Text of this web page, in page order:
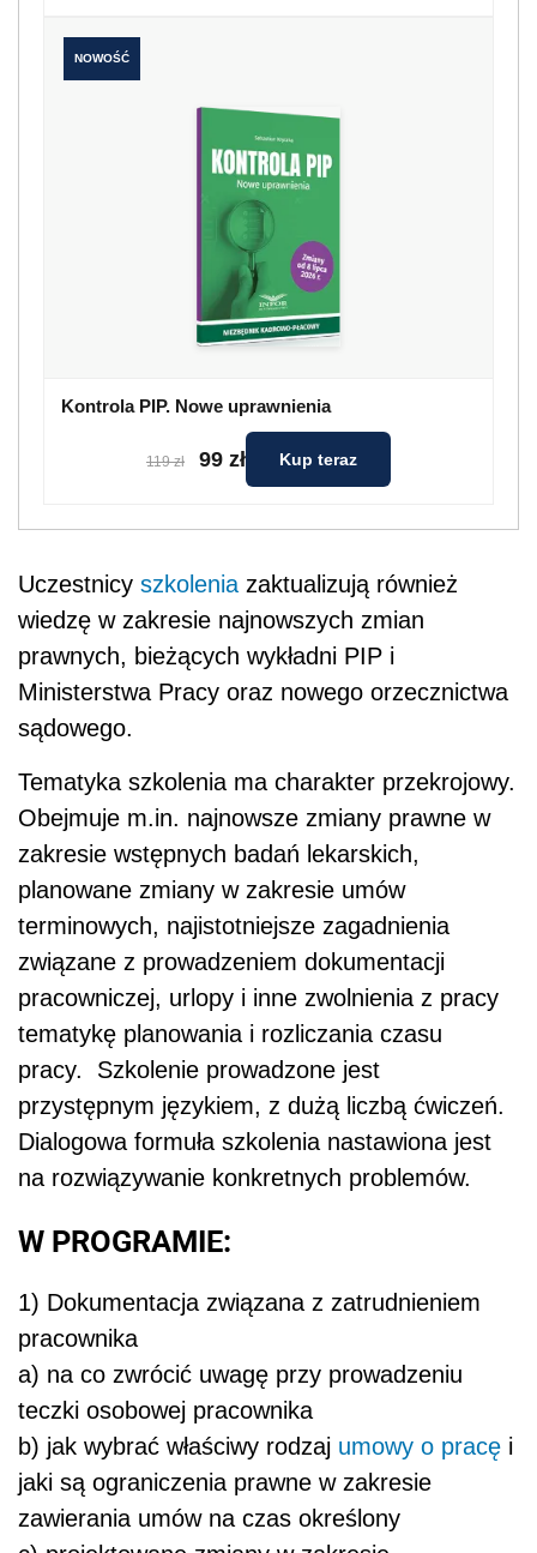
NOWOŚĆ
Kontrola PIP. Nowe uprawnienia
119 zł 99 zł Kup teraz
Uczestnicy szkolenia zaktualizują również
wiedzę w zakresie najnowszych zmian
prawnych, bieżących wykładni PIP i
Ministerstwa Pracy oraz nowego orzecznictwa
sądowego.
Tematyka szkolenia ma charakter przekrojowy.
Obejmuje m.in. najnowsze zmiany prawne w
zakresie wstępnych badań lekarskich,
planowane zmiany w zakresie umów
terminowych, najistotniejsze zagadnienia
związane z prowadzeniem dokumentacji
pracowniczej, urlopy i inne zwolnienia z pracy
tematykę planowania i rozliczania czasu
pracy. Szkolenie prowadzone jest
przystępnym językiem, z dużą liczbą ćwiczeń.
Dialogowa formuła szkolenia nastawiona jest
na rozwiązywanie konkretnych problemów.
W PROGRAMIE:
1) Dokumentacja związana z zatrudnieniem
pracownika
a) na co zwrócić uwagę przy prowadzeniu
teczki osobowej pracownika
b) jak wybrać właściwy rodzaj umowy o pracę i
jaki są ograniczenia prawne w zakresie
zawierania umów na czas określony